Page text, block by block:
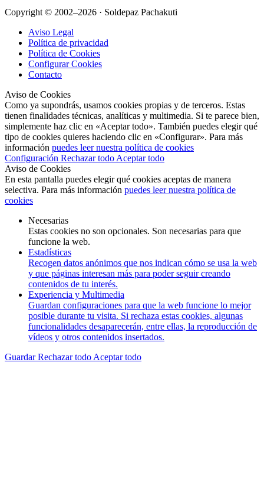
Copyright © 2002–2026 · Soldepaz Pachakuti
Aviso Legal
Política de privacidad
Política de Cookies
Configurar Cookies
Contacto
Aviso de Cookies
Como ya supondrás, usamos cookies propias y de terceros. Estas
tienen finalidades técnicas, analíticas y multimedia. Si te parece bien,
simplemente haz clic en «Aceptar todo». También puedes elegir qué
tipo de cookies quieres haciendo clic en «Configurar». Para más
información puedes leer nuestra política de cookies
Configuración Rechazar todo Aceptar todo
Aviso de Cookies
En esta pantalla puedes elegir qué cookies aceptas de manera
selectiva. Para más información puedes leer nuestra política de
cookies
Necesarias
Estas cookies no son opcionales. Son necesarias para que
funcione la web.
Estadísticas
Recogen datos anónimos que nos indican cómo se usa la web
y que páginas interesan más para poder seguir creando
contenidos de tu interés.
Experiencia y Multimedia
Guardan configuraciones para que la web funcione lo mejor
posible durante tu visita. Si rechaza estas cookies, algunas
funcionalidades desaparecerán, entre ellas, la reproducción de
vídeos y otros contenidos insertados.
GuardarRechazar todo Aceptar todo